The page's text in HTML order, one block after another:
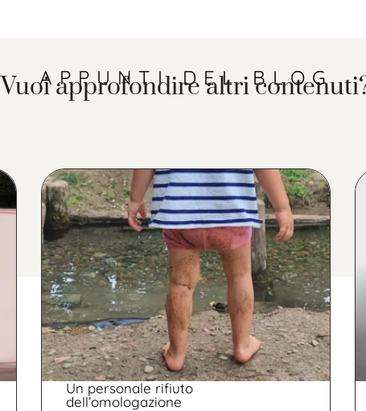
APPUNTI DEL BLOG
Vuoi approfondire altri
Un personale rifiuto
dell’omologazione